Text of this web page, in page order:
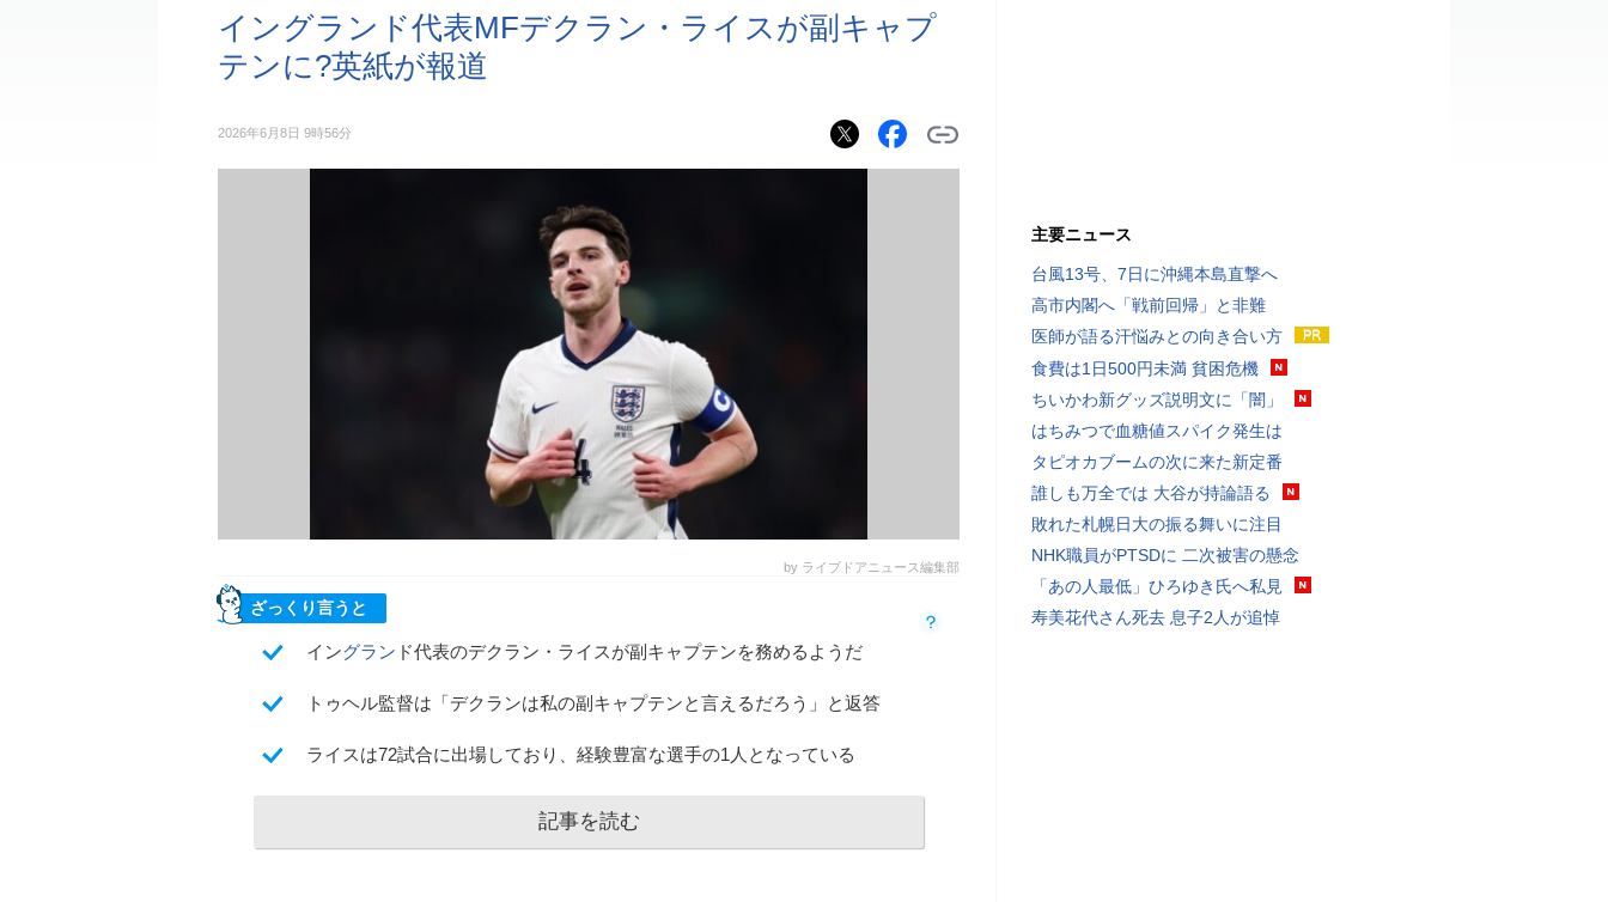
イングランド代表MFデクラン・ライスが副キャプ
テンに?英紙が報道
2026年6月8日 9時56分
by ライブドアニュース編集部
ざっくり言うと
イングラン ド代表のデクラン・ライスが副キャプテンを務めるようだ
トゥヘル監督は「デクランは私の副キャプテンと言えるだろう」と返答
ライスは72試合に出場しており、経験豊富な選手の1人となっている
記事を読む
主要ニュース
台風13号、7日に沖縄本島直撃へ
高市内閣へ「戦前回帰」と非難
医師が語る汗悩みとの向き合い方
食費は1日500円未満 貧困危機
ちいかわ新グッズ説明文に「闇」
はちみつで血糖値スパイク発生は
タピオカブームの次に来た新定番
誰しも万全では 大谷が持論語る
敗れた札幌日大の振る舞いに注目
NHK職員がPTSDに 二次被害の懸念
「あの人最低」ひろゆき氏へ私見
寿美花代さん死去 息子2人が追悼